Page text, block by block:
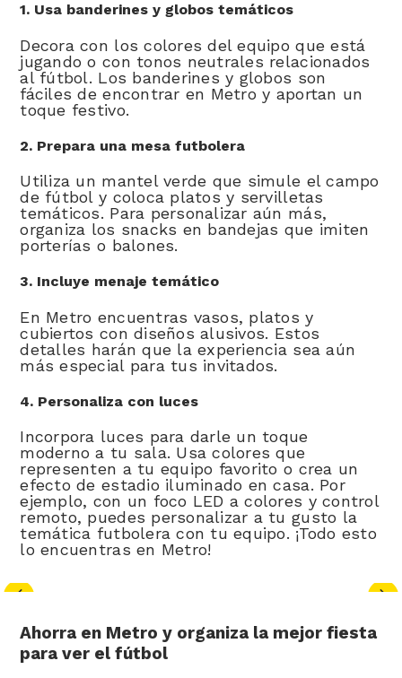
1. Usa banderines y globos temáticos
Decora con los colores del equipo que está
jugando o con tonos neutrales relacionados
al fútbol. Los banderines y globos son
fáciles de encontrar en Metro y aportan un
toque festivo.
2. Prepara una mesa futbolera
Utiliza un mantel verde que simule el campo
de fútbol y coloca platos y servilletas
temáticos. Para personalizar aún más,
organiza los snacks en bandejas que imiten
porterías o balones.
3. Incluye menaje temático
En Metro encuentras vasos, platos y
cubiertos con diseños alusivos. Estos
detalles harán que la experiencia sea aún
más especial para tus invitados.
4. Personaliza con luces
Incorpora luces para darle un toque
moderno a tu sala. Usa colores que
representen a tu equipo favorito o crea un
efecto de estadio iluminado en casa. Por
ejemplo, con un foco LED a colores y control
remoto, puedes personalizar a tu gusto la
temática futbolera con tu equipo. ¡Todo esto
lo encuentras en Metro!
Ahorra en Metro y organiza la mejor fiesta
para ver el fútbol